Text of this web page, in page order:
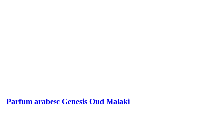
Parfum arabesc Genesis Oud Malaki